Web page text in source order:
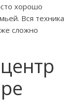
хорошо
Вся техника
сложно